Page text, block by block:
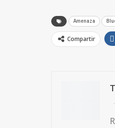
Amenaza
Compartir